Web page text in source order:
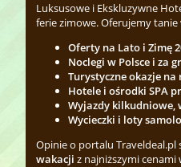
Luksusowe i Ekskluzywne
ferie zimowe. Oferujemy
Oferty na Lato i Zimę
Noclegi w Polsce i za
Turystyczne okazje
Hotele i ośrodki SPA
Wyjazdy kilkudniowe,
Wycieczki i loty
Opinie o portalu
wakacji z najniższymi cenami